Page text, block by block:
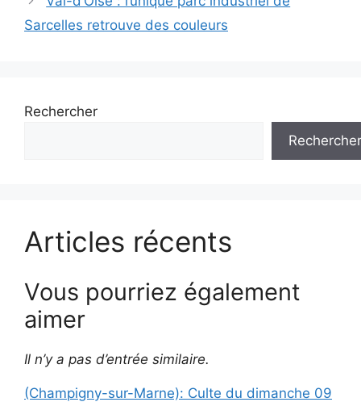
Sarcelles retrouve des couleurs
Rechercher
Rechercher
Articles récents
Vous pourriez également
aimer
Il n’y a pas d’entrée similaire.
(Champigny-sur-Marne): Culte du dimanche 09